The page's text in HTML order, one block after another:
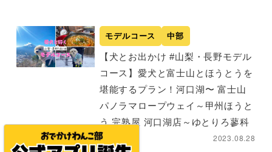
モデルコース 中部
【犬とお出かけ #山梨・長野モデル
コース】愛犬と富士山とほうとうを
堪能するプラン！河口湖〜 富士山
パノラマロープウェイ～甲州ほうと
う 完熟屋 河口湖店～ゆとりろ蓼科
ホテル
2023.08.28